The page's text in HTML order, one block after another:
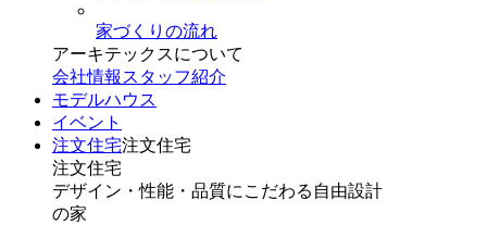
家づくりの流れ
アーキテックスについて
会社情報 スタッフ紹介
モデルハウス
イベント
注文住宅注文住宅
注文住宅
デザイン・性能・品質にこだわる自由設計
の家